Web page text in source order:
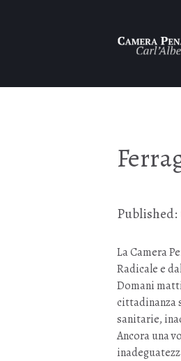
Published:
La Camera
Radicale e
Domani
cittadinanza
sanitarie,
Ancora una